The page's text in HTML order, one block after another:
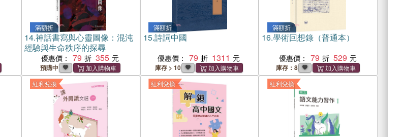
滿額折
14.神話書寫與心靈圖像：混沌
經驗與生命秩序的探尋
優惠價： 79 355
預購中
滿額折
15.詩詞中國
優惠價： 79 1311
庫存 > 10
滿額折
16.學術回想錄（普通本）
優惠價： 79 529
庫存：8
紅利兌換 紅利兌換 紅利兌換